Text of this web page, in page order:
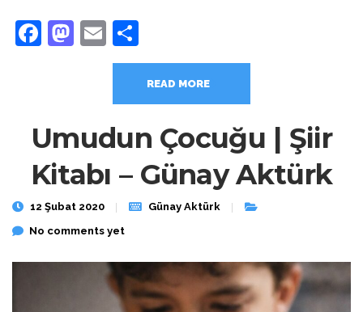
Facebook
Mastodon
Email
READ MORE
Umudun Çocuğu | Şiir
Kitabı – Günay Aktürk
12 Şubat 2020
Günay Aktürk
No comments yet